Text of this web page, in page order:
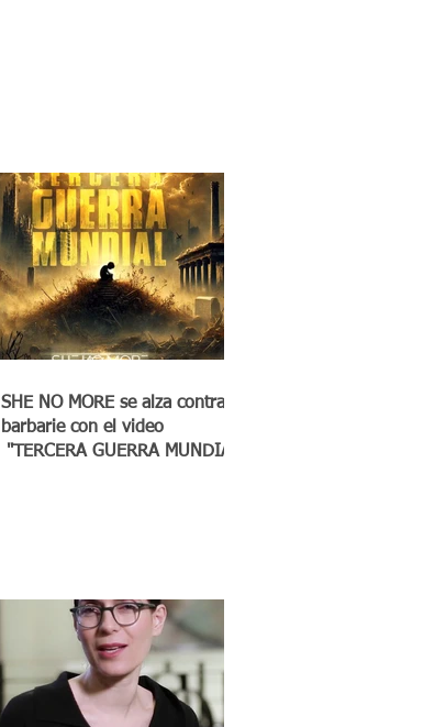
SHE NO MORE se alza contra la
barbarie con el video
"TERCERA GUERRA MUNDIAL"